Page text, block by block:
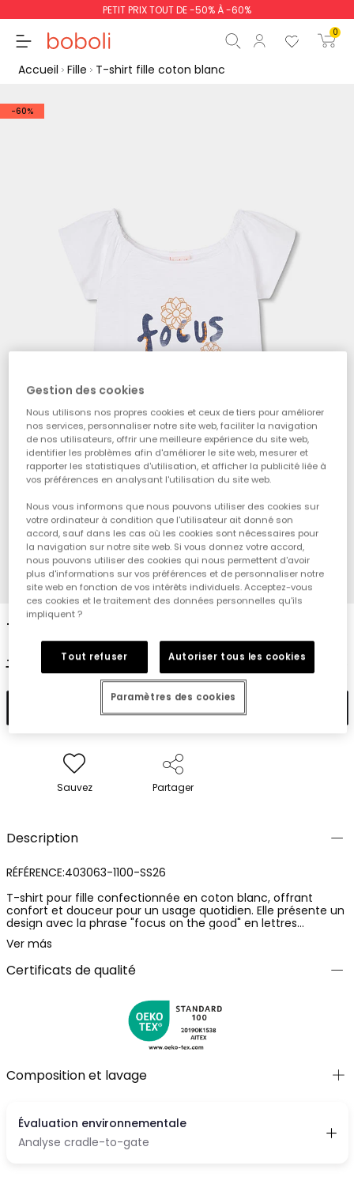
PETIT PRIX TOUT DE -50% À -60%
0
Accueil Fille T-shirt fille coton blanc
-60%
1 2 3 4
T-shirt fille coton blanc
19,95 €
9,95 € 7,95 €
Sauvez Partager
Description
RÉFÉRENCE:403063-1100-SS26
T-shirt pour fille confectionnée en coton blanc, offrant
confort et douceur pour un usage quotidien. Elle présente un
design avec la phrase "focus on the good" en lettres
imprimées, accompagnée de dessins de fleurs. Idéale pour la
saison estivale avec son col rond et ses manches courtes.
Disponible en tailles allant de 12 mois à 14 ans, ce vêtement
polyvalent peut facilement être assorti avec des pantalons
Ver más
Certificats de qualité
Composition et lavage
Gestion des cookies
Nous utilisons nos propres cookies et ceux de tiers pour améliorer
nos services, personnaliser notre site web, faciliter la navigation
de nos utilisateurs, offrir une meilleure expérience du site web,
identifier les problèmes afin d'améliorer le site web, mesurer et
rapporter les statistiques d'utilisation, et afficher la publicité liée à
vos préférences en analysant l'utilisation du site web.
Nous vous informons que nous pouvons utiliser des cookies sur
votre ordinateur à condition que l'utilisateur ait donné son
accord, sauf dans les cas où les cookies sont nécessaires pour
la navigation sur notre site web. Si vous donnez votre accord,
nous pouvons utiliser des cookies qui nous permettent d'avoir
plus d'informations sur vos préférences et de personnaliser notre
site web en fonction de vos intérêts individuels. Acceptez-vous
ces cookies et le traitement des données personnelles qu'ils
impliquent ?
Tout refuser Autoriser tous les cookies
Paramètres des cookies